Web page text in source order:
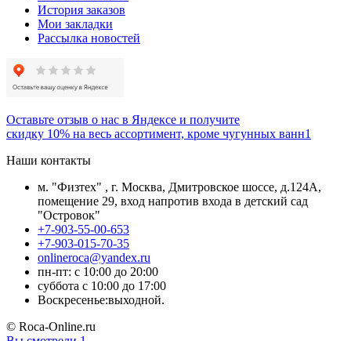
История заказов
Мои закладки
Рассылка новостей
Оставьте отзыв о нас в Яндексе и получите
скидку 10% на весь ассортимент, кроме чугунных ванн1
Наши контакты
м. "Физтех" , г. Москва, Дмитровское шоссе, д.124А,
помещение 29, вход напротив входа в детский сад
"Островок"
+7-903-55-00-653
+7-903-015-70-35
onlineroca@yandex.ru
пн-пт: с 10:00 до 20:00
суббота с 10:00 до 17:00
Воскресенье:выходной.
© Roca-Online.ru